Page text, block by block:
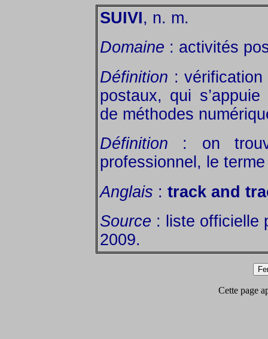
SUIVI, n. m.
Domaine : activités
Définition : vérification
postaux, qui
de méthodes
Définition : on
professionnel, le
Anglais : track and
Source : liste officielle
2009.
Cette page